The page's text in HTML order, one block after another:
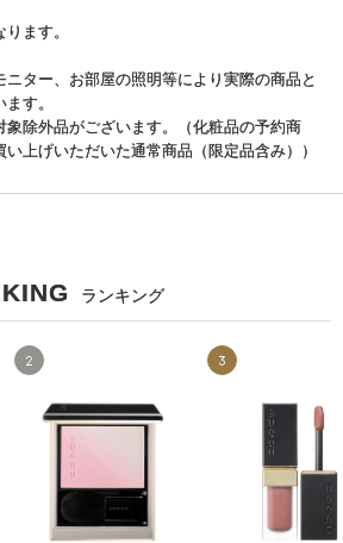
ます。
ター、お部屋の照明等により実際の商品と
す。
除外品がございます。（化粧品の予約商
上げいただいた通常商品（限定品含み））
ランキング
2 3